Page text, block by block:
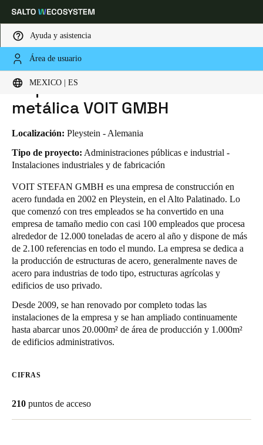
Ayuda y asistencia
Área de usuario
MEXICO | ES
Elija su ubicación y configuración de idioma
Global Europe North America
Mexico|Español
Mexico
Español
Colombia
Español
Chile
Español
Guardar la nueva selección como predeterminada
HOME INDUSTRIAS
EMPRESA DE CONSTRUCCIÓN METÁLICA VOIT GMBH
Empresa de construcción
metálica VOIT GMBH
Localización: Pleystein - Alemania
Tipo de proyecto: Administraciones públicas e industrial -
Instalaciones industriales y de fabricación
VOIT STEFAN GMBH es una empresa de construcción en
acero fundada en 2002 en Pleystein, en el Alto Palatinado. Lo
que comenzó con tres empleados se ha convertido en una
empresa de tamaño medio con casi 100 empleados que procesa
alrededor de 12.000 toneladas de acero al año y dispone de más
de 2.100 referencias en todo el mundo. La empresa se dedica a
la producción de estructuras de acero, generalmente naves de
acero para industrias de todo tipo, estructuras agrícolas y
edificios de uso privado.
Desde 2009, se han renovado por completo todas las
instalaciones de la empresa y se han ampliado continuamente
hasta abarcar unos 20.000m² de área de producción y 1.000m²
de edificios administrativos.
CIFRAS
210 puntos de acceso